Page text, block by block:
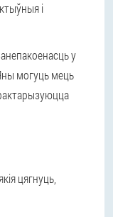
і
у
могуць мець
цягнуць,